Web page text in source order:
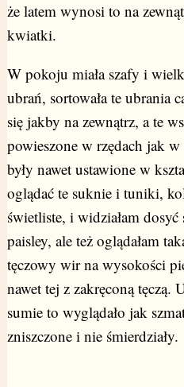
że latem wynosi to na
kwiatki.
W pokoju miała szafy i
ubrań, sortowała te ubrania
się jakby na zewnątrz, a te
powieszone w rzędach jak
były nawet ustawione w
oglądać te suknie i tuniki,
świetliste, i widziałam
paisley, ale też oglądałam
tęczowy wir na wysokości
nawet tej z zakręconą tęczą.
sumie to wyglądało jak
zniszczone i nie śmierdziały.